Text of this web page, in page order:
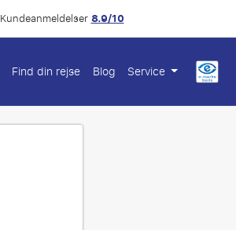
Kundeanmeldelser8.9/10
Find din rejse Blog Service